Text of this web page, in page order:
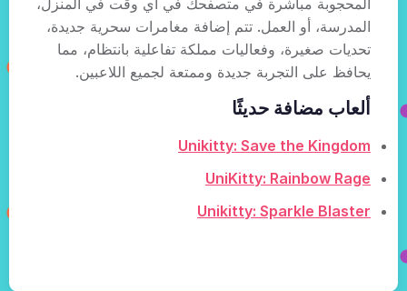
المحجوبة مباشرة في متصفحك في أي وقت في المنزل،
المدرسة، أو العمل. تتم إضافة مغامرات سحرية جديدة،
تحديات صغيرة، وفعاليات مملكة تفاعلية بانتظام، مما
يحافظ على التجربة جديدة وممتعة لجميع اللاعبين.
ألعاب مضافة حديثًا
Unikitty: Save the Kingdom
UniKitty: Rainbow Rage
Unikitty: Sparkle Blaster